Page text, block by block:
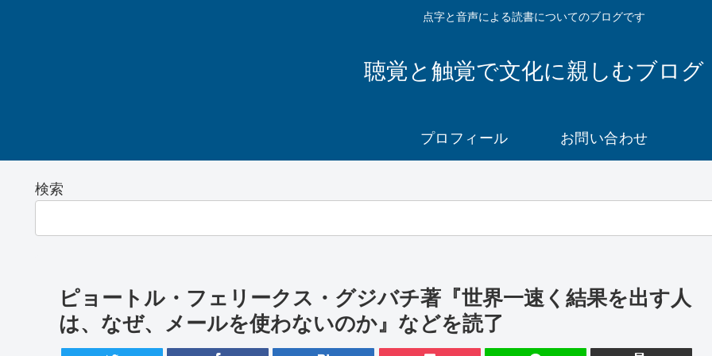
点字と音声による読書についてのブログです
聴覚と触覚で文化に親しむブログ
プロフィール お問い合わせ
検索
ピョートル・フェリークス・グジバチ著『世界一速く結果を出す人
は、なぜ、メールを使わないのか』などを読了